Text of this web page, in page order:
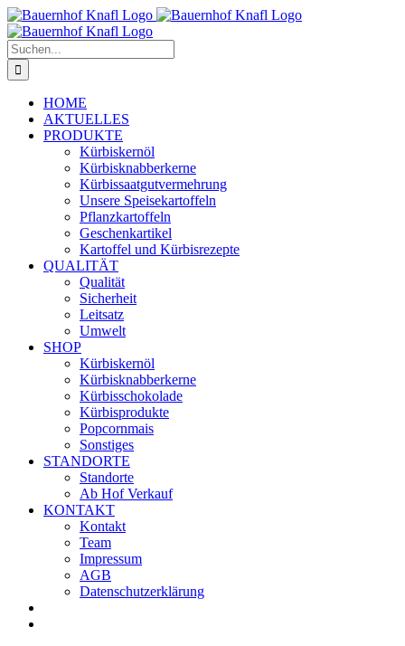
Zum
Inhalt
springen
Suche
nach:
HOME
AKTUELLES
PRODUKTE
Kürbiskernöl
Kürbisknabberkerne
Kürbissaatgutvermehrung
Unsere Speisekartoffeln
Pflanzkartoffeln
Geschenkartikel
Kartoffel und Kürbisrezepte
QUALITÄT
Qualität
Sicherheit
Leitsatz
Umwelt
SHOP
Kürbiskernöl
Kürbisknabberkerne
Kürbisschokolade
Kürbisprodukte
Popcornmais
Sonstiges
STANDORTE
Standorte
Ab Hof Verkauf
KONTAKT
Kontakt
Team
Impressum
AGB
Datenschutzerklärung